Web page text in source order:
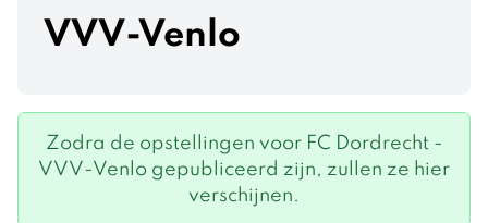
VVV-Venlo
Zodra de opstellingen voor FC Dordrecht -
VVV-Venlo gepubliceerd zijn, zullen ze hier
verschijnen.